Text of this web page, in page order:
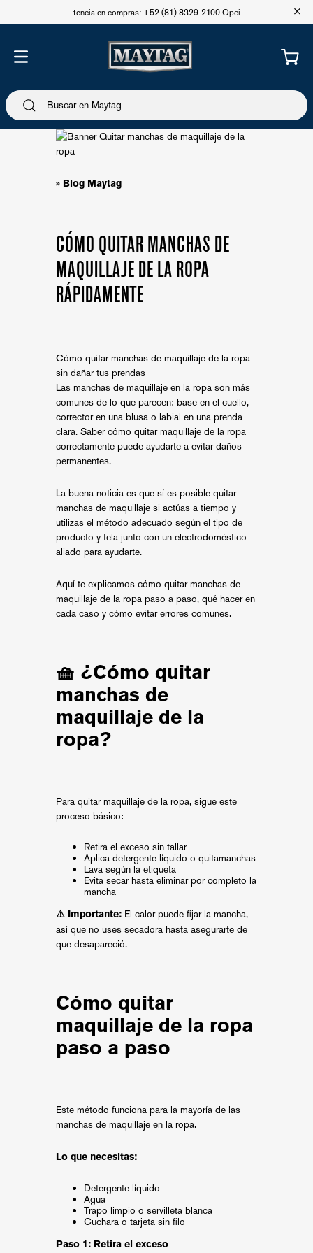
Asistencia en compras: +52 (81) 8329-2100 Opción 1 +
» Blog Maytag
CÓMO QUITAR MANCHAS DE
MAQUILLAJE DE LA ROPA
RÁPIDAMENTE
Cómo quitar manchas de maquillaje de la ropa
sin dañar tus prendas
Las manchas de maquillaje en la ropa son más
comunes de lo que parecen: base en el cuello,
corrector en una blusa o labial en una prenda
clara. Saber cómo quitar maquillaje de la ropa
correctamente puede ayudarte a evitar daños
permanentes.
La buena noticia es que sí es posible quitar
manchas de maquillaje si actúas a tiempo y
utilizas el método adecuado según el tipo de
producto y tela junto con un electrodoméstico
aliado para ayudarte.
Aquí te explicamos cómo quitar manchas de
maquillaje de la ropa paso a paso, qué hacer en
cada caso y cómo evitar errores comunes.
🧺 ¿Cómo quitar
manchas de
maquillaje de la
ropa?
Para quitar maquillaje de la ropa, sigue este
proceso básico:
Retira el exceso sin tallar
Aplica detergente líquido o quitamanchas
Lava según la etiqueta
Evita secar hasta eliminar por completo la
mancha
⚠️ Importante: El calor puede fijar la mancha,
así que no uses secadora hasta asegurarte de
que desapareció.
Cómo quitar
maquillaje de la ropa
paso a paso
Este método funciona para la mayoría de las
manchas de maquillaje en la ropa.
Lo que necesitas:
Detergente líquido
Agua
Trapo limpio o servilleta blanca
Cuchara o tarjeta sin filo
Paso 1: Retira el exceso